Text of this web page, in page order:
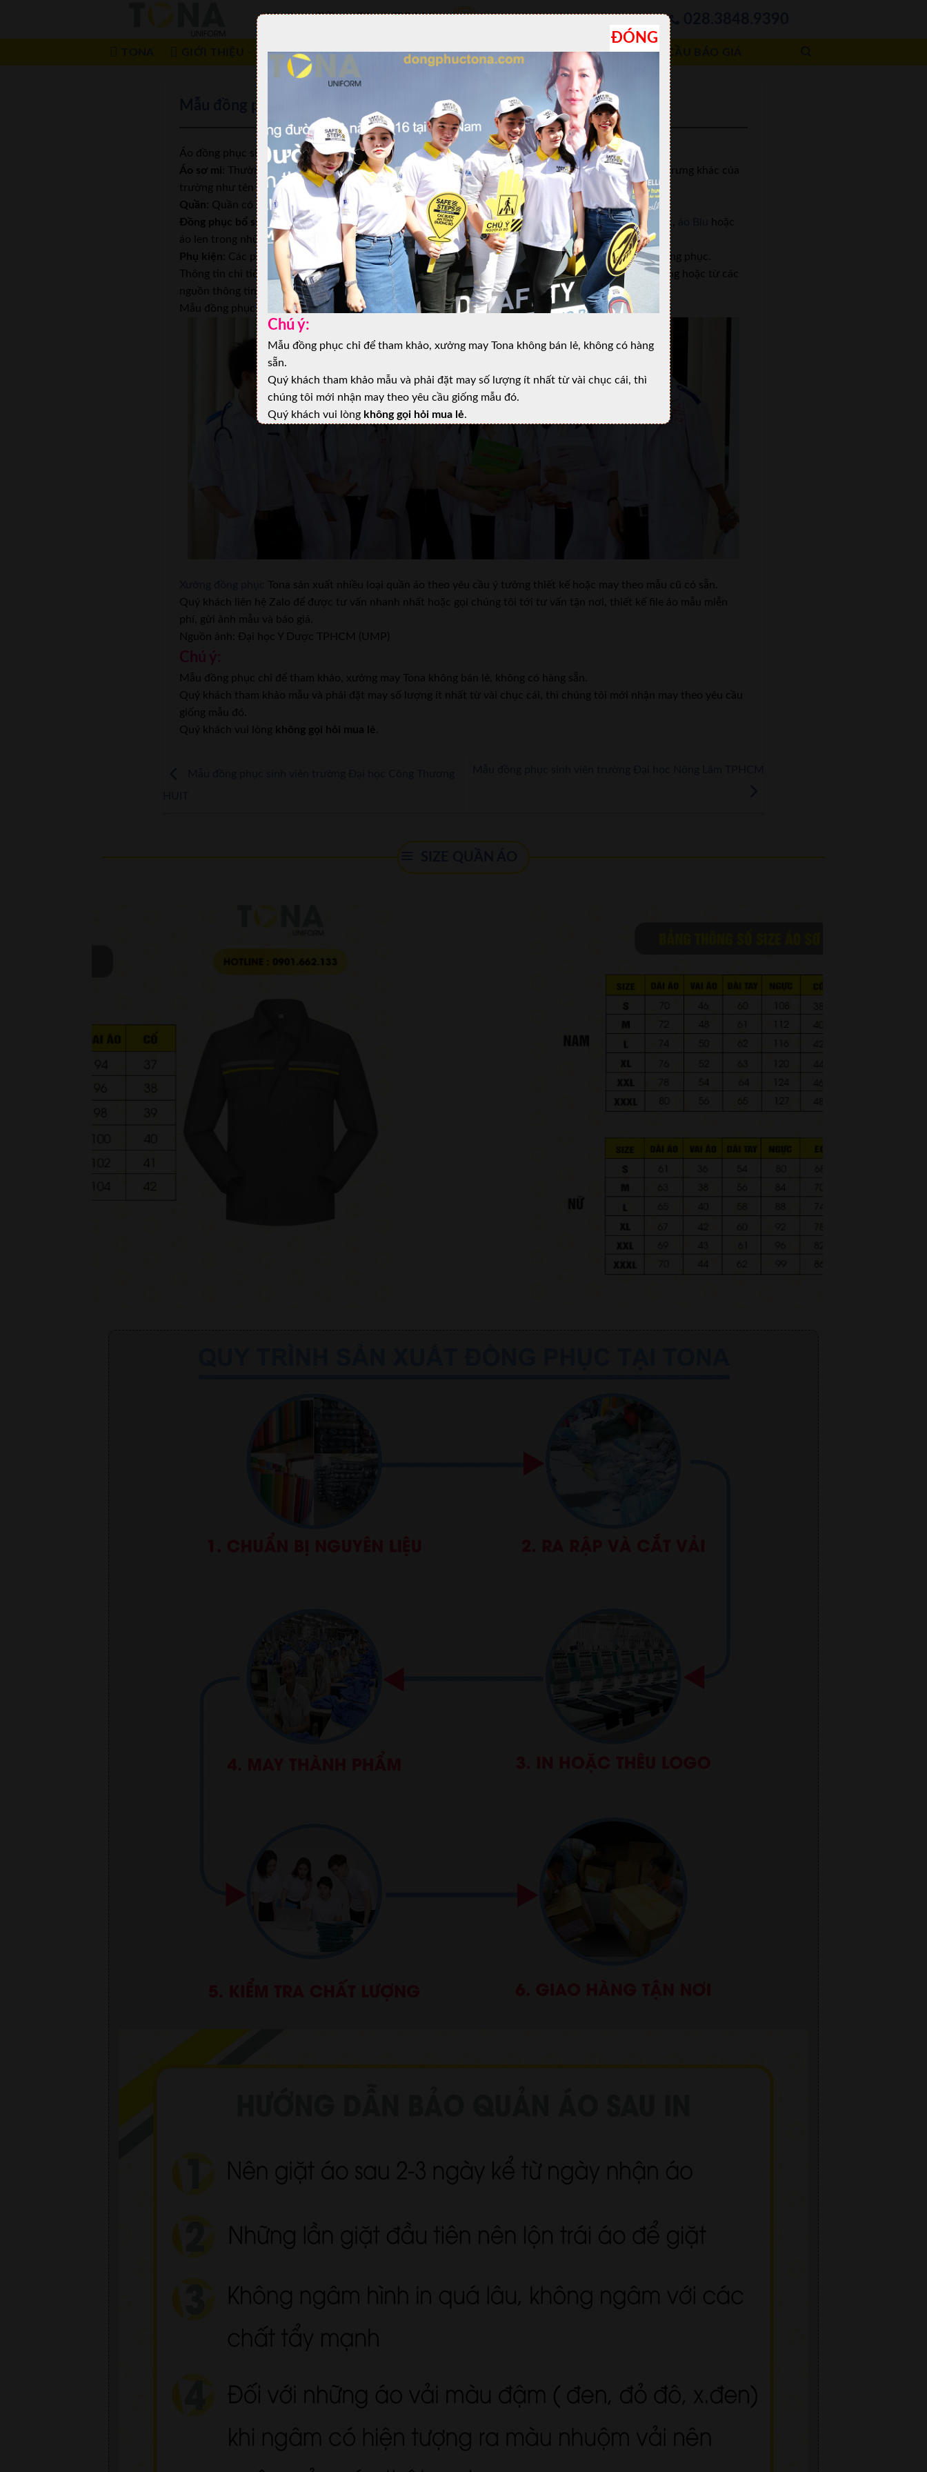
Xưởng Đồng Phục TONA
SẢN PHẨM HỎI ĐÁP LIÊN HỆ YÊU CẦU GỌI LẠI YÊU CẦU BÁO GIÁ
Mẫu đồng phục sinh viên trường Đại học Y Dược TPHCM
Áo đồng phục sinh viên của trường Đại học Y Dược TPHCM có thể gồm:
Áo sơ mi : Thường là áo sơ mi trắng hoặc xanh dương, có thể có logo của trường hoặc các yếu tố đặc trưng khác của
trường như tên trường, biểu tượng…
Quần : Quần có thể là quần tây màu đen hoặc màu xanh navy, phù hợp với áo sơ mi.
Đồng phục bổ sung: Ngoài áo sơ mi và quần, sinh viên cũng có thể cần đồng phục bổ sung như áo vest,
hoặc
áo len trong những thời tiết lạnh.
Phụ kiện : Các phụ kiện như cravat, cà vạt hoặc dây nịt cũng có thể được yêu cầu để hoàn thiện bộ đồng phục.
Thông tin chi tiết về áo đồng phục của trường Đại học Y Dược TPHCM có thể được cung cấp từ trường hoặc từ các
nguồn thông tin trực tuyến của sinh viên hiện tại hoặc cựu sinh viên.
Mẫu đồng phục sinh viên trường Đại học Y Dược TPHCM
Tona sản xuất nhiều loại quần áo theo yêu cầu ý tưởng thiết kế hoặc may theo mẫu cũ có sẵn.
Quý khách liên hệ Zalo để được tư vấn nhanh nhất hoặc gọi chúng tôi tới tư vấn tận nơi, thiết kế file áo mẫu miễn
phí, gửi ảnh mẫu và báo giá.
Nguồn ảnh: Đại học Y Dược TPHCM (UMP)
Chú ý:
Mẫu đồng phục chỉ để tham khảo, xưởng may Tona không bán lẻ, không có hàng sẵn.
Quý khách tham khảo mẫu và phải đặt may số lượng ít nhất từ vài chục cái, thì chúng tôi mới nhận may theo yêu cầu
giống mẫu đó.
Quý khách vui lòng không gọi hỏi mua lẻ
ĐÓNG
Chú ý:
Mẫu đồng phục chỉ để tham khảo, xưởng may Tona không bán lẻ, không có hàng
sẵn.
Quý khách tham khảo mẫu và phải đặt may số lượng ít nhất từ vài chục cái, thì
chúng tôi mới nhận may theo yêu cầu giống mẫu đó.
Quý khách vui lòng không gọi hỏi mua lẻ.